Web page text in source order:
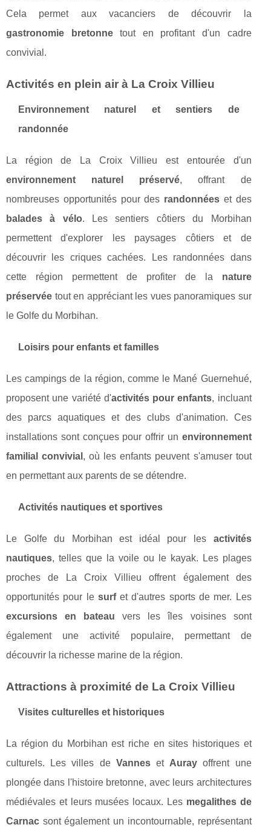
Cela permet aux vacanciers de découvrir la
gastronomie bretonnetout en profitant d'un cadre
convivial.
Activités en plein air à La Croix Villieu
Environnement naturel et sentiers de
randonnée
La région de La Croix Villieu est entourée d'un
environnement naturel préservé, offrant de
nombreuses opportunités pour des randonnées et des
balades à vélo. Les sentiers côtiers du Morbihan
permettent d'explorer les paysages côtiers et de
découvrir les criques cachées. Les randonnées dans
cette région permettent de profiter de la nature
préservée tout en appréciant les vues panoramiques sur
le Golfe du Morbihan.
Loisirs pour enfants et familles
Les campings de la région, comme le Mané Guernehué,
proposent une variété d'activités pour enfants, incluant
des parcs aquatiques et des clubs d'animation. Ces
installations sont conçues pour offrir un environnement
familial convivial , où les enfants peuvent s'amuser tout
en permettant aux parents de se détendre.
Activités nautiques et sportives
Le Golfe du Morbihan est idéal pour les activités
nautiques, telles que la voile ou le kayak. Les plages
proches de La Croix Villieu offrent également des
opportunités pour le surfet d'autres sports de mer. Les
excursions en bateau vers les îles voisines sont
également une activité populaire, permettant de
découvrir la richesse marine de la région.
Attractions à proximité de La Croix Villieu
Visites culturelles et historiques
La région du Morbihan est riche en sites historiques et
culturels. Les villes de Vanneset Auray offrent une
plongée dans l'histoire bretonne, avec leurs architectures
médiévales et leurs musées locaux. Les megalithes de
Carnac sont également un incontournable, représentant